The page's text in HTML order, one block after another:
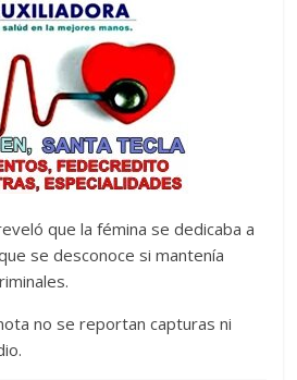
que la fémina se dedicaba a
se desconoce si mantenía
no se reportan capturas ni